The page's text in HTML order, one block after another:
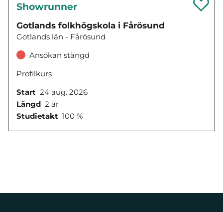
Showrunner
Gotlands folkhögskola i Fårösund
Gotlands län - Fårösund
Ansökan stängd
Profilkurs
Start 24 aug. 2026
Längd 2 år
Studietakt 100 %